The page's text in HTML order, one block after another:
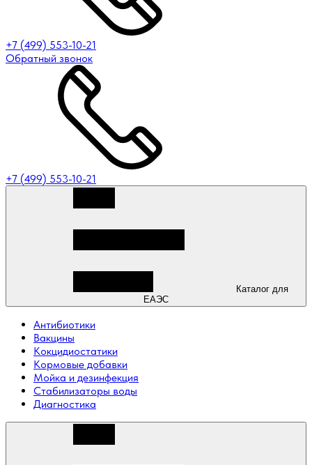
+7 (499) 553-10-21
Обратный звонок
+7 (499) 553-10-21
ЕАЭС
Антибиотики
Вакцины
Кокцидиостатики
Кормовые добавки
Мойка и дезинфекция
Стабилизаторы воды
Диагностика